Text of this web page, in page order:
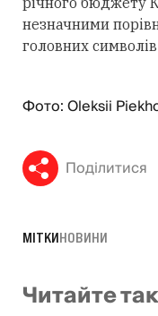
незначними
головних символів
Фото: Oleksii
Поділитися
МІТКИНОВИНИ
Читайте